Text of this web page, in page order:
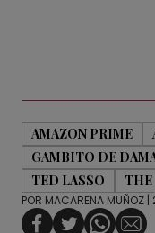
AMAZON PRIME
GAMBITO DE
TED LASSO
THE
POR MACARENA MUÑOZ |